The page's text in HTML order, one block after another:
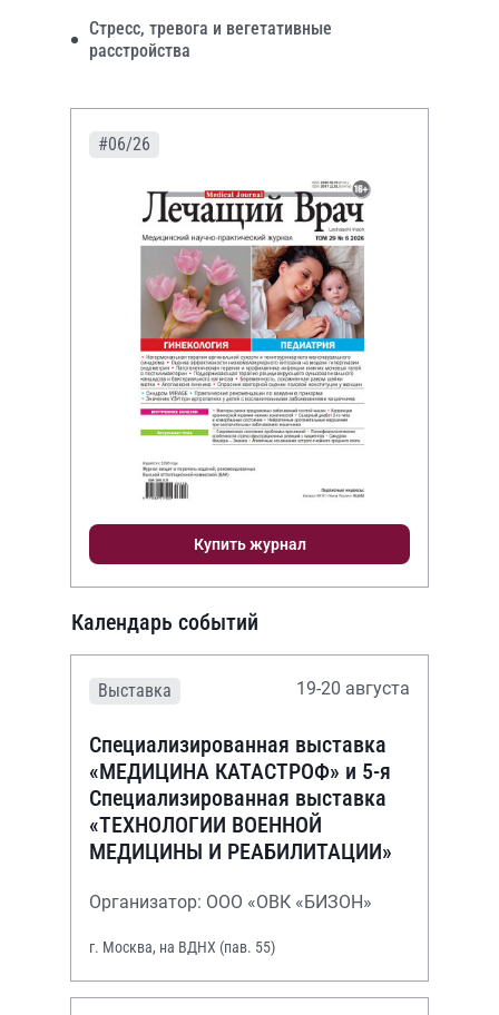
Стресс, тревога и вегетативные
расстройства
#06/26
Купить журнал
Календарь событий
Выставка 19-20 августа
Специализированная выставка
«МЕДИЦИНА КАТАСТРОФ» и 5-я
Специализированная выставка
«ТЕХНОЛОГИИ ВОЕННОЙ
МЕДИЦИНЫ И РЕАБИЛИТАЦИИ»
Организатор: ООО «ОВК «БИЗОН»
г. Москва, на ВДНХ (пав. 55)